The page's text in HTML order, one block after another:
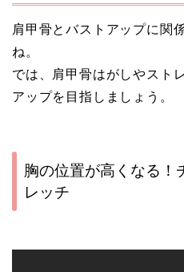
肩甲骨とバストアップに関
ね。
では、肩甲骨はがしやスト
アップを目指しましょう。
胸の位置が高くなる！
レッチ